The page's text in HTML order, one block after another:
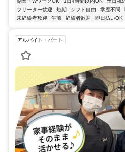
フリーター歓迎
短期 シフト自由 学歴不問
未経験者歓迎
午前 経験者歓迎 即日払いOK
アルバイト・パート